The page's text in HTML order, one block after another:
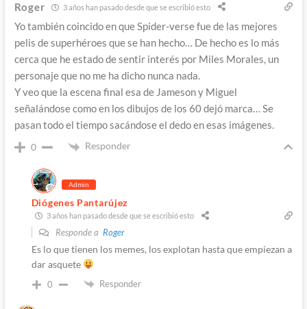
Roger 3 años han pasado desde que se escribió esto
Yo también coincido en que Spider-verse fue de las mejores
pelis de superhéroes que se han hecho… De hecho es lo más
cerca que he estado de sentir interés por Miles Morales, un
personaje que no me ha dicho nunca nada.
Y veo que la escena final esa de Jameson y Miguel
señalándose como en los dibujos de los 60 dejó marca… Se
pasan todo el tiempo sacándose el dedo en esas imágenes.
0 Responder
Admin
Diógenes Pantarújez
3 años han pasado desde que se escribió esto
Responde a Roger
Es lo que tienen los memes, los explotan hasta que empiezan a
dar asquete
0 Responder